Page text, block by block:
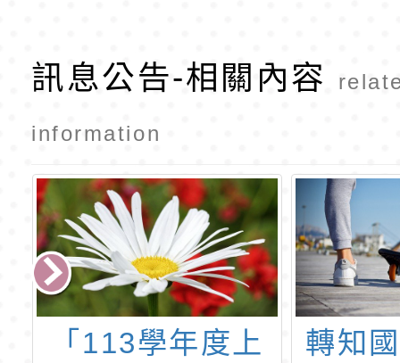
訊息公告-相關內容
information
「113學年度上
轉知